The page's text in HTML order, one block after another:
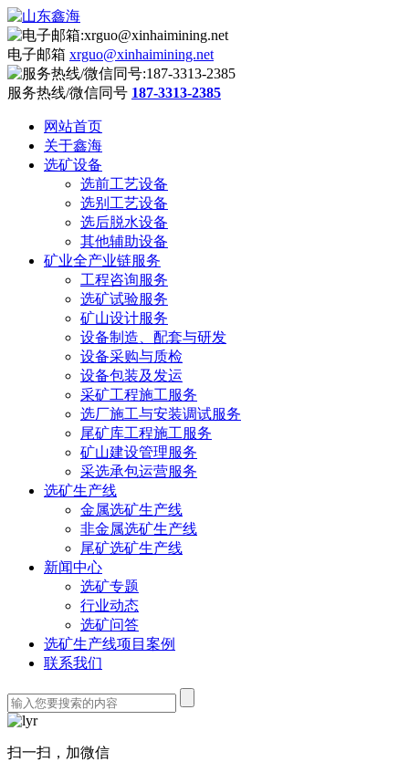
电子邮箱 xrguo@xinhaimining.net
服务热线/微信同号 187-3313-2385
网站首页
关于鑫海
选矿设备
选前工艺设备
选别工艺设备
选后脱水设备
其他辅助设备
矿业全产业链服务
工程咨询服务
选矿试验服务
矿山设计服务
设备制造、配套与研发
设备采购与质检
设备包装及发运
采矿工程施工服务
选厂施工与安装调试服务
尾矿库工程施工服务
矿山建设管理服务
采选承包运营服务
选矿生产线
金属选矿生产线
非金属选矿生产线
尾矿选矿生产线
新闻中心
选矿专题
行业动态
选矿问答
选矿生产线项目案例
联系我们
扫一扫，加微信